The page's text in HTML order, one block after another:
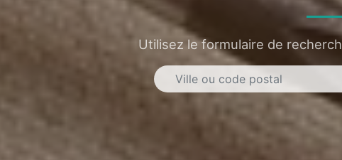
Utilisez le formulaire de